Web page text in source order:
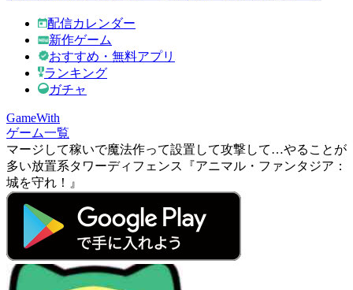
配信カレンダー
新作ゲーム
おすすめ・無料アプリ
ランキング
ガチャ
GameWith
ゲーム一覧
マージして稼いで魔法作って設置して攻撃して…やることが
多い放置系タワーディフェンス『アニマル・ファンタジア：
城を守れ！』